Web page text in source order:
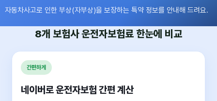
자동차사고로 인한 부상(자부상)을 보장하는 특약 정보를 안내해 드려요.
8개 보험사운전자보험료 한눈에 비교
간편하게
네이버로 운전자보험 간편 계산